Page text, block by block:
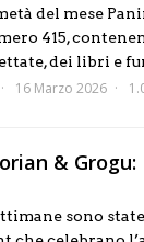
del mese
415,
dei libri e
16 Marzo 2026
&
sono